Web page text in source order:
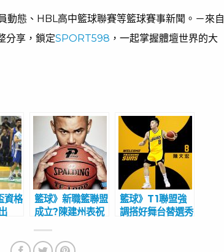
動態、HBL高中籃球聯賽等籃球賽事新聞。－來自
分享，鎖定SPORT598 ，一起掌握體壇世界的大
資格
籃球》新職籃聯盟
成立?陳建州表祝
籃球》T1聯盟強
調搭好舞台替選秀